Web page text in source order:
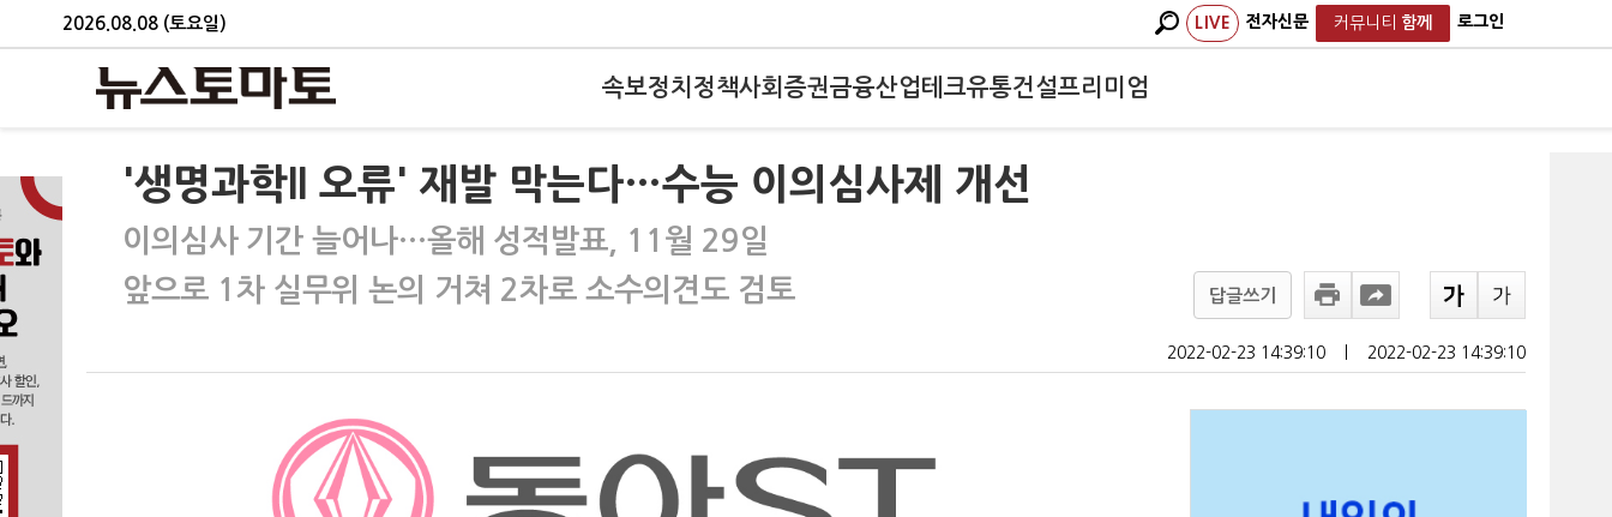
2026.08.08 (토요일) LIVE 전자신문 커뮤니티 함께 로그인
속보정치 정책사회 증권금융산업테크유통건설프리미엄
'생명과학II 오류' 재발 막는다…수능 이의심사제 개선
이의심사 기간 늘어나…올해 성적발표, 11월 29일
앞으로 1차 실무위 논의 거쳐 2차로 소수의견도 검토
답글쓰기
2022-02-23 14:39:10 2022-02-23 14:39:10